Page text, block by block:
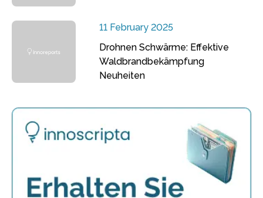
11 February 2025
Drohnen Schwärme: Effektive
Waldbrandbekämpfung
Neuheiten